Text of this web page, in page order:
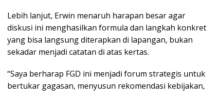
Lebih lanjut, Erwin menaruh harapan besar agar
diskusi ini menghasilkan formula dan langkah konkret
yang bisa langsung diterapkan di lapangan, bukan
sekadar menjadi catatan di atas kertas.
“Saya berharap FGD ini menjadi forum strategis untuk
bertukar gagasan, menyusun rekomendasi kebijakan,